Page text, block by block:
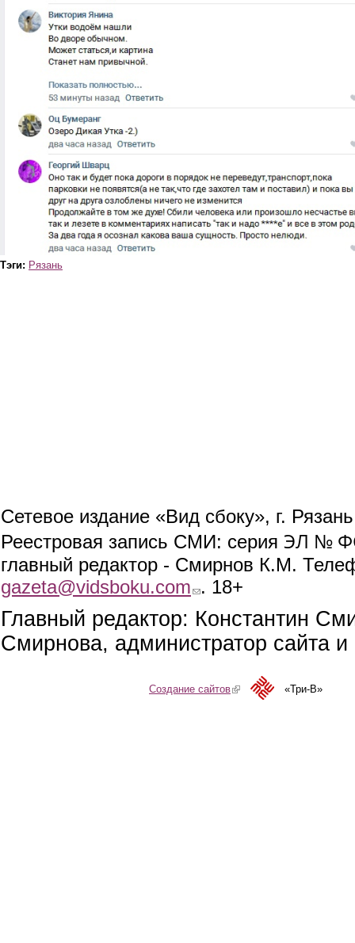
Тэги: Рязань
Сетевое издание «Вид сбоку», г.
Реестровая запись СМИ: серия ЭЛ №
главный редактор - Смирнов К.М.
gazeta@vidsboku.com (link sends e-mail)
. 18+
Главный редактор: Константин
Смирнова, администратор сайта
Создание сайтов(link is external)«Три-В»